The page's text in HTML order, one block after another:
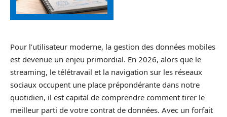
Pour l’utilisateur moderne, la gestion des données mobiles
est devenue un enjeu primordial. En 2026, alors que le
streaming, le télétravail et la navigation sur les réseaux
sociaux occupent une place prépondérante dans notre
quotidien, il est capital de comprendre comment tirer le
meilleur parti de votre contrat de données. Avec un forfait